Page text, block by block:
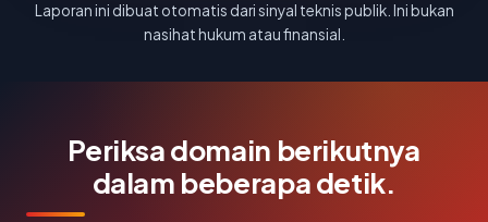
Laporan ini dibuat otomatis dari sinyal teknis publik. Ini bukan
nasihat hukum atau finansial.
Periksa domain berikutnya
dalam beberapa detik.